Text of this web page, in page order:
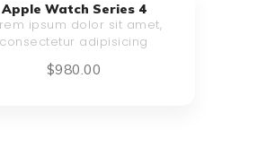
Apple Watch Series 4
ipsum dolor sit amet,
consectetur adipisicing
$980.00